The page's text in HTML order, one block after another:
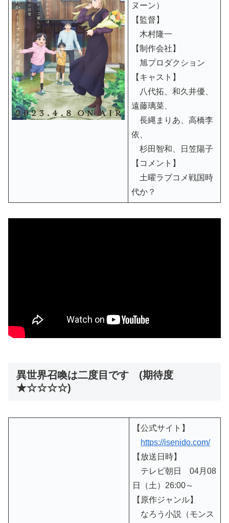
ヌーン）
【監督】
木村隆一
【制作会社】
旭プロダクション
【キャスト】
八代拓、和久井優、
遠藤璃菜、
長縄まりあ、高橋李
依、
杉田智和、日笠陽子
【コメント】
土曜ラブコメ戦国時
代か？
異世界召喚は二度目です (期待度
★☆☆☆☆)
【公式サイト】
https://isenido.com/
【放送日時】
テレビ朝日 04月08
日（土）26:00～
【原作ジャンル】
なろう小説（モンス